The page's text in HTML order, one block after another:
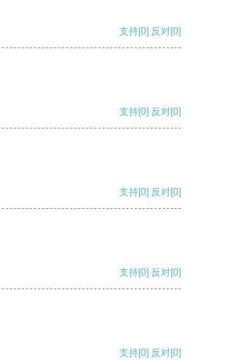
支持[0] 反对[0]
支持[0] 反对[0]
支持[0] 反对[0]
支持[0] 反对[0]
支持[0] 反对[0]